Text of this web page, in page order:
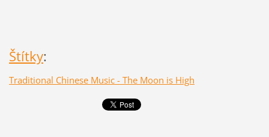
Štítky:
Traditional Chinese Music - The Moon is High